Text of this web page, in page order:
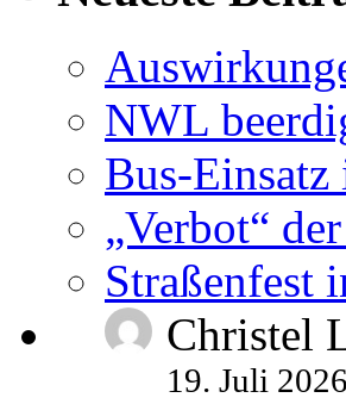
NWL
Bus-
„Verbot“
Straßenfest
Christel
19. Juli 2026